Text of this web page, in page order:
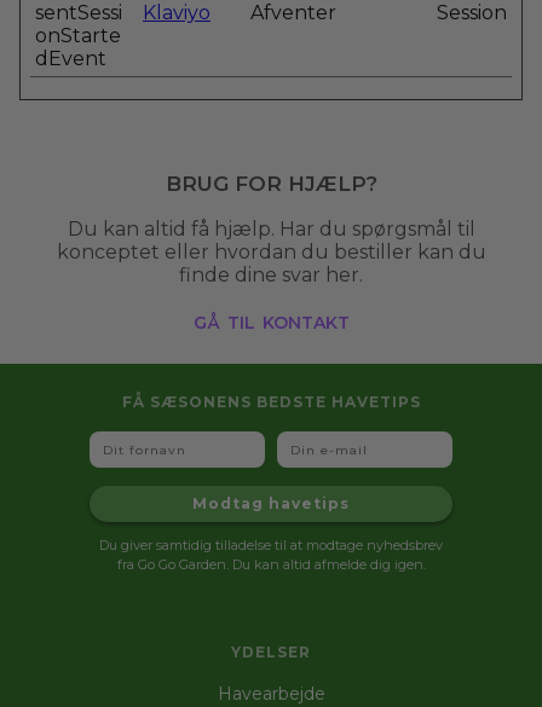
sentSessi
onStarte
dEvent
Klaviyo Afventer Session
Brug for hjælp?
Du kan altid få hjælp. Har du spørgsmål til
konceptet eller hvordan du bestiller kan du
finde dine svar her.
gå til kontakt
YDELSER
Havearbejde
FÅ SÆSONENS BEDSTE HAVETIPS
Fornavn Email
Modtag havetips
Du giver samtidig tilladelse til at modtage nyhedsbrev
fra Go Go Garden. Du kan altid afmelde dig igen.